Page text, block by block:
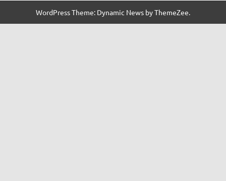
WordPress Theme: Dynamic News by ThemeZee.